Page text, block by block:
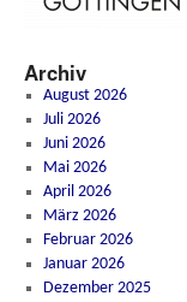
Archiv
August 2026
Juli 2026
Juni 2026
Mai 2026
April 2026
März 2026
Februar 2026
Januar 2026
Dezember 2025